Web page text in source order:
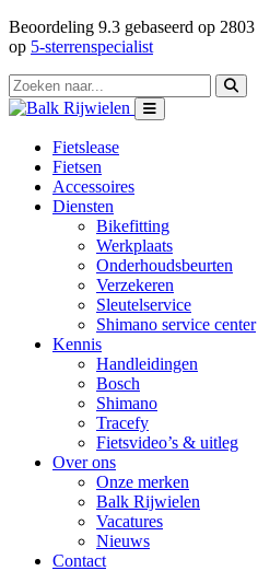
Beoordeling 9.3 gebaseerd op 2803
op 5-sterrenspecialist
Fietslease
Fietsen
Accessoires
Diensten
Bikefitting
Werkplaats
Onderhoudsbeurten
Verzekeren
Sleutelservice
Shimano service center
Kennis
Handleidingen
Bosch
Shimano
Tracefy
Fietsvideo’s & uitleg
Over ons
Onze merken
Balk Rijwielen
Vacatures
Nieuws
Contact